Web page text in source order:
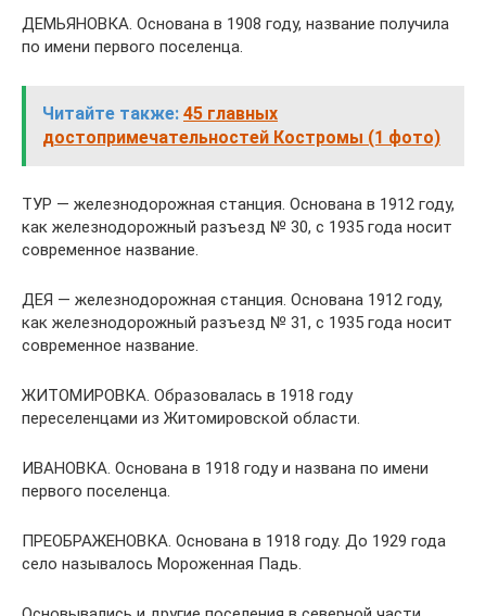
ДЕМЬЯНОВКА. Основана в 1908 году, название получила
по имени первого поселенца.
Читайте также: 45 главных
достопримечательностей Костромы (1 фото)
ТУР — железнодорожная станция. Основана в 1912 году,
как железнодорожный разъезд № 30, с 1935 года носит
современное название.
ДЕЯ — железнодорожная станция. Основана 1912 году,
как железнодорожный разъезд № 31, с 1935 года носит
современное название.
ЖИТОМИРОВКА. Образовалась в 1918 году
переселенцами из Житомировской области.
ИВАНОВКА. Основана в 1918 году и названа по имени
первого поселенца.
ПРЕОБРАЖЕНОВКА. Основана в 1918 году. До 1929 года
село называлось Мороженная Падь.